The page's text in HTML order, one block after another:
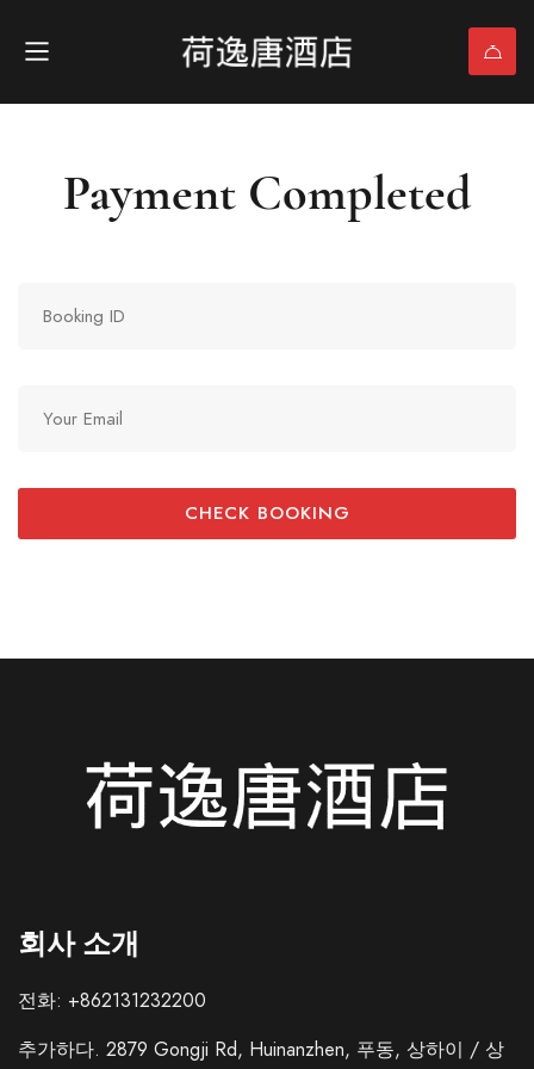
Payment Completed
CHECK BOOKING
회사 소개
전화: +862131232200
추가하다. 2879 Gongji Rd, Huinanzhen, 푸동, 상하이 / 상
Italian